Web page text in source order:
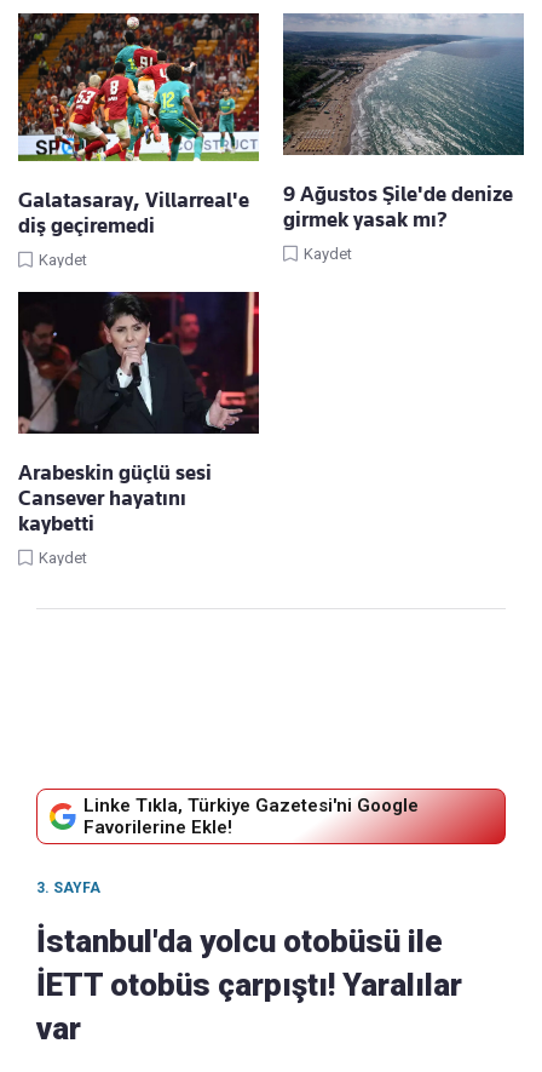
Galatasaray, Villarreal'e
diş geçiremedi
Kaydet
9 Ağustos Şile'de denize
girmek yasak mı?
Kaydet
Arabeskin güçlü sesi
Cansever hayatını
kaybetti
Kaydet
Linke Tıkla, Türkiye Gazetesi'ni Google
Favorilerine Ekle!
3. SAYFA
İstanbul'da yolcu otobüsü ile
İETT otobüs çarpıştı! Yaralılar
var